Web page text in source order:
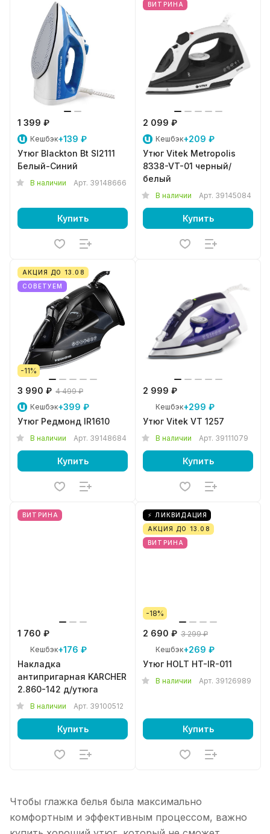
1 399 ₽
Кешбэк+139 ₽
Утюг Blackton Bt SI2111
Белый-Синий
В наличии Арт. 39148666
Купить
ВИТРИНА
2 099 ₽
Кешбэк+209 ₽
Утюг Vitek Metropolis
8338-VT-01 черный/
белый
В наличии Арт. 39145084
Купить
АКЦИЯ ДО 13.08
СОВЕТУЕМ
-11%
3 990 ₽ 4 499 ₽
Кешбэк+399 ₽
Утюг Редмонд IR1610
В наличии Арт. 39148684
Купить
2 999 ₽
Кешбэк+299 ₽
Утюг Vitek VT 1257
В наличии Арт. 39111079
Купить
ВИТРИНА
1 760 ₽
Кешбэк+176 ₽
Накладка
антипригарная KARCHER
2.860-142 д/утюга
В наличии Арт. 39100512
Купить
⚡ ЛИКВИДАЦИЯ
АКЦИЯ ДО 13.08
ВИТРИНА
-18%
2 690 ₽ 3 299 ₽
Кешбэк+269 ₽
Утюг HOLT HT-IR-011
В наличии Арт. 39126989
Купить
Чтобы глажка белья была максимально
комфортным и эффективным процессом, важно